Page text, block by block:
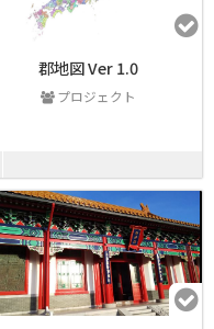
郡地図 Ver 1.0
プロジェクト